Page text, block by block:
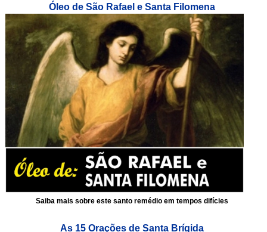
Óleo de São Rafael e Santa Filomena
Saiba mais sobre este santo remédio em tempos difícies
As 15 Orações de Santa Brígida